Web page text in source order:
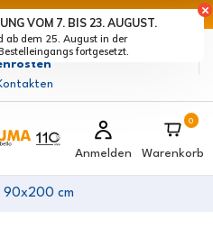
Matratzen, Kissen und
Anmelden
0
Warenkorb
90x200 cm
ab dem 25. August in der
fortgesetzt.
VOM 7. BIS 23. AUGUST.